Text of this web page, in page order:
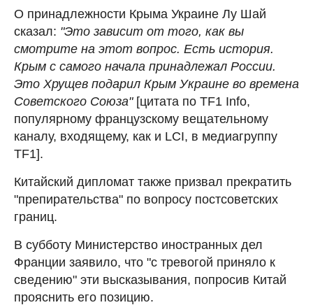
О принадлежности Крыма Украине Лу Шай
сказал: "Это зависит от того, как вы
смотрите на этот вопрос. Есть история.
Крым с самого начала принадлежал России.
Это Хрущев подарил Крым Украине во времена
Советского Союза"[цитата по TF1 Info,
популярному французскому вещательному
каналу, входящему, как и LCI, в медиагруппу
TF1].
Китайский дипломат также призвал прекратить
"препирательства" по вопросу постсоветских
границ.
В субботу Министерство иностранных дел
Франции заявило, что "с тревогой приняло к
сведению" эти высказывания, попросив Китай
прояснить его позицию.